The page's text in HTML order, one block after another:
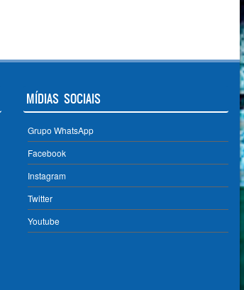
MÍDIAS SOCIAIS
Grupo WhatsApp
Facebook
Instagram
Twitter
Youtube